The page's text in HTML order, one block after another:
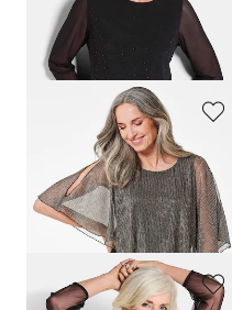
49,95 €
79,95 €
30-Tage-Bestpreis**: 59,95 € (-16%)
Shirt mit asymmetrischem Überwurf
59,95 €79,95 €